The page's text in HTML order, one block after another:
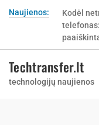
Naujienos:
Kodėl
Kur pirkti
Techtransfer.lt
technologijų naujienos